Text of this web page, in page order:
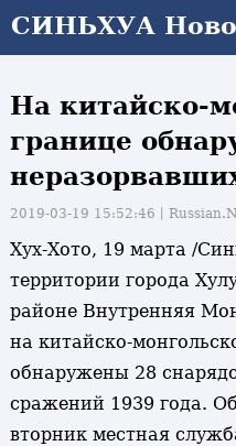
СИНЬХУА
На китайско-
границе
2019-03-19 15:52:46丨
Хух-Хото, 19 марта /
территории города
районе Внутренняя
на китайско-
обнаружены 28
сражений 1939 года.
вторник местная